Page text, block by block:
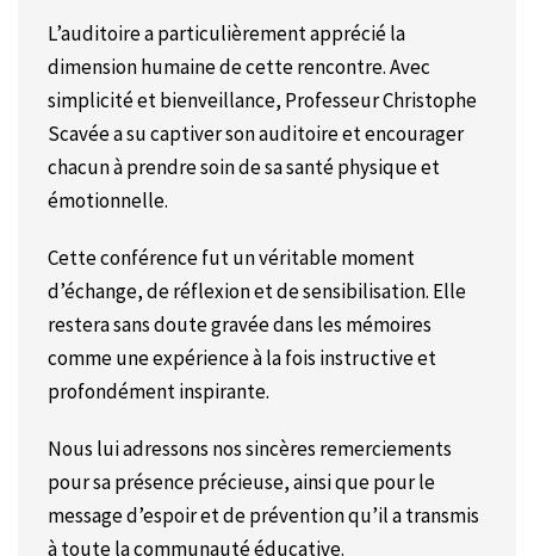
L’auditoire a particulièrement apprécié la
dimension humaine de cette rencontre. Avec
simplicité et bienveillance, Professeur Christophe
Scavée a su captiver son auditoire et encourager
chacun à prendre soin de sa santé physique et
émotionnelle.
Cette conférence fut un véritable moment
d’échange, de réflexion et de sensibilisation. Elle
restera sans doute gravée dans les mémoires
comme une expérience à la fois instructive et
profondément inspirante.
Nous lui adressons nos sincères remerciements
pour sa présence précieuse, ainsi que pour le
message d’espoir et de prévention qu’il a transmis
à toute la communauté éducative.